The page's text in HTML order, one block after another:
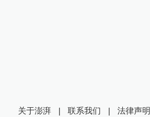
关于澎湃 | 联系我们 | 法律声明